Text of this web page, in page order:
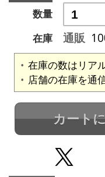
数量
在庫
通販
在庫の数はリア
店舗の在庫を通
カート